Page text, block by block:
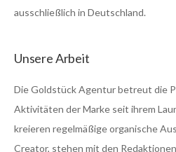
ausschließlich in Deutschland.
Unsere Arbeit
Die Goldstück Agentur betreut die
Aktivitäten der Marke seit ihrem
kreieren regelmäßige organische
Creator, stehen mit den